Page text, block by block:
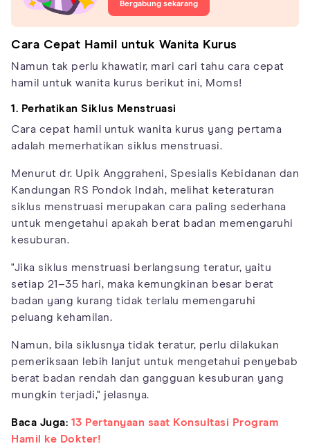
Bergabung sekarang
Cara Cepat Hamil untuk Wanita Kurus
Namun tak perlu khawatir, mari cari tahu cara cepat
hamil untuk wanita kurus berikut ini, Moms!
1. Perhatikan Siklus Menstruasi
Cara cepat hamil untuk wanita kurus yang pertama
adalah memerhatikan siklus menstruasi.
Menurut dr. Upik Anggraheni, Spesialis Kebidanan dan
Kandungan RS Pondok Indah, melihat keteraturan
siklus menstruasi merupakan cara paling sederhana
untuk mengetahui apakah berat badan memengaruhi
kesuburan.
"Jika siklus menstruasi berlangsung teratur, yaitu
setiap 21–35 hari, maka kemungkinan besar berat
badan yang kurang tidak terlalu memengaruhi
peluang kehamilan.
Namun, bila siklusnya tidak teratur, perlu dilakukan
pemeriksaan lebih lanjut untuk mengetahui penyebab
berat badan rendah dan gangguan kesuburan yang
mungkin terjadi," jelasnya.
Baca Juga: 13 Pertanyaan saat Konsultasi Program
Hamil ke Dokter!